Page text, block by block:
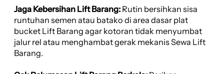
Jaga Kebersihan Lift Barang: Rutin bersihkan sisa
runtuhan semen atau batako di area dasar plat
bucket Lift Barang agar kotoran tidak menyumbat
jalur rel atau menghambat gerak mekanis Sewa Lift
Barang.